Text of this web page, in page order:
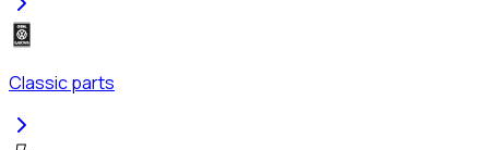
Classic parts